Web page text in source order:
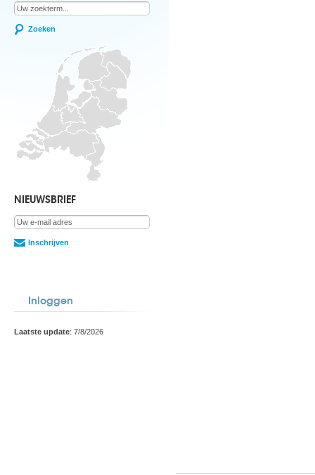
Zoeken
NIEUWSBRIEF
Inschrijven
Inloggen
Laatste update: 7/8/2026